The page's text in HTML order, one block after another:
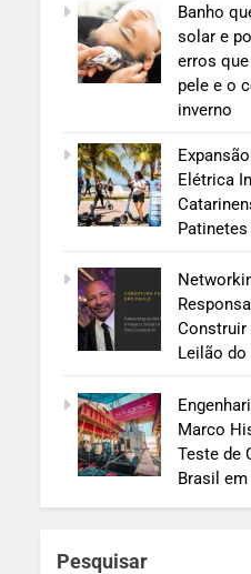
Banho
solar e
erros
pele e o
inverno
Elétrica
Construir
Leilão
Marco
Teste de
Brasil
Pesquisar